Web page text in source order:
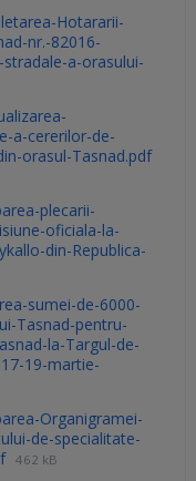
Hotararii-
nr.-82016-
a-orasului-
a-cererilor-de-
orasul-Tasnad.pdf
plecarii-
oficiala-la-
din-Republica-
sumei-de-6000-
Tasnad-pentru-
la-Targul-de-
19-martie-
Organigramei-
de-specialitate-
462 kB